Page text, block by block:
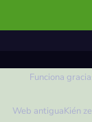
Funciona
Web antiguaKién